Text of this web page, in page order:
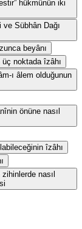
hükmünün iki
Sübhân Dağı
beyânı
noktada îzâhı
ı âlem olduğunun
önüne nasıl
îzâhı
nasıl